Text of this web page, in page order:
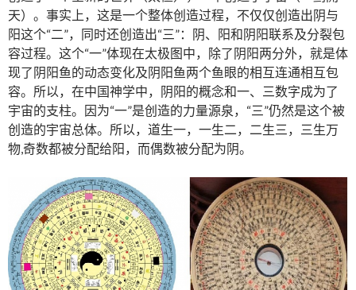
天）。事实上，这是一个整体创造过程，不仅仅创造出阴与
阳这个“二”，同时还创造出“三”：阴、阳和阴阳联系及分裂包
容过程。这个“一”体现在太极图中，除了阴阳两分外，就是体
现了阴阳鱼的动态变化及阴阳鱼两个鱼眼的相互连通相互包
容。所以，在中国神学中，阴阳的概念和一、三数字成为了
宇宙的支柱。因为“一”是创造的力量源泉，“三”仍然是这个被
创造的宇宙总体。所以，道生一，一生二，二生三，三生万
物,奇数都被分配给阳，而偶数被分配为阴。